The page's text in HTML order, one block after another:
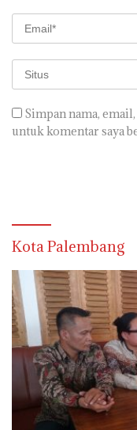
Simpan nama,
untuk komentar saya
Kota Palembang